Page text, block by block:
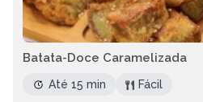
Batata-Doce Caramelizada
Até 15 min Fácil